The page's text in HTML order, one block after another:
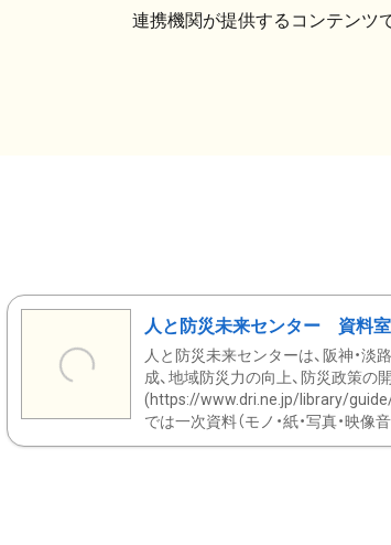
連携機関が提供するコンテンツで
人と防災未来センター 資料室
人と防災未来センターは、阪神・
成、地域防災力の向上、防災政策
(https://www.dri.ne.jp/library/guide/)
では一次資料（モノ・紙・写真・映像音